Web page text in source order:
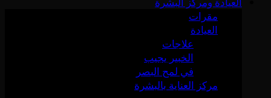
مقرات
العيادة
علاجات
الخبير يجيب
في لمح البصر
مركز العناية بالبشرة